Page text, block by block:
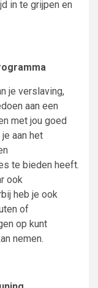
in te grijpen en
je verslaving,
aan een
met jou goed
aan het
te bieden heeft.
ook
heb je ook
of
op kunt
nemen.